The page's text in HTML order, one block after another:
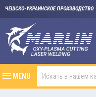
ЧЕШСКО-УКРАИНСКОЕ ПРОИЗВОДСТВО
MENU